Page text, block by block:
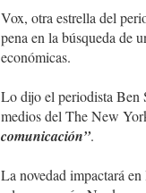
Vox, otra estrella del
pena en la búsqueda de
económicas.
Lo dijo el periodista Ben
medios del The New
comunicación”.
La novedad impactará